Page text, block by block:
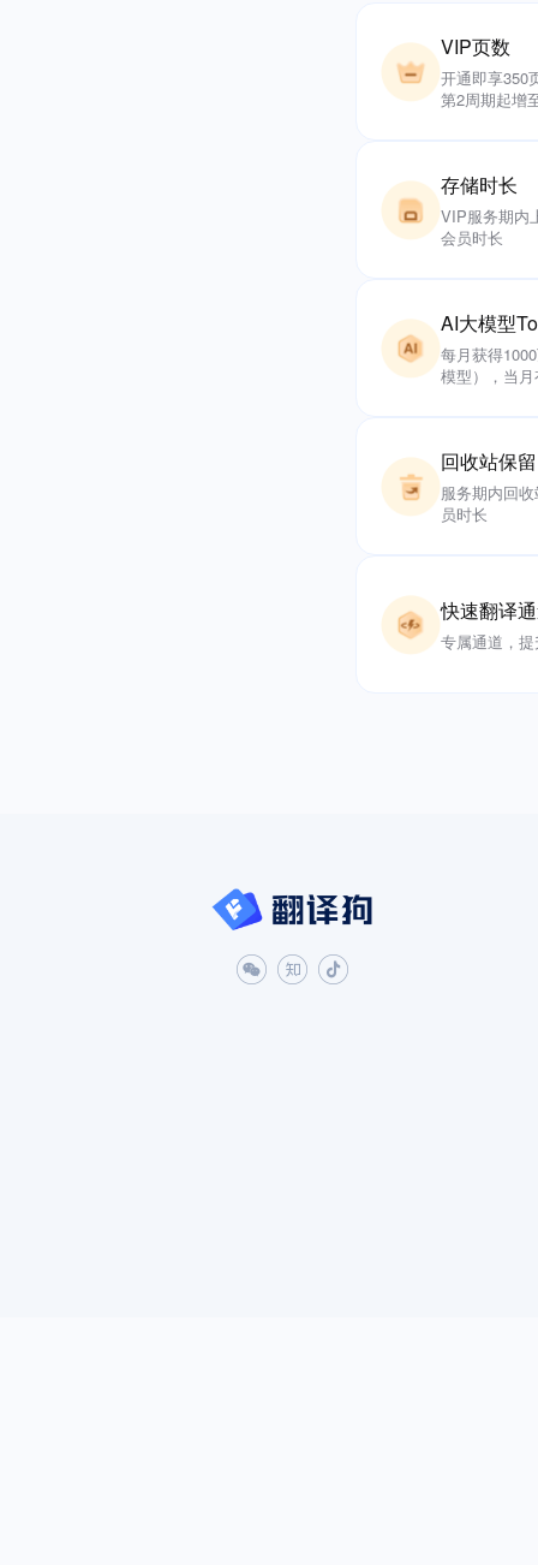
VIP页数
开通即享350
第2周期起增
存储时长
VIP服务期内
会员时长
AI大模型
每月获得
模型），当
回收站保留
服务期内回
员时长
快速翻译
专属通道，